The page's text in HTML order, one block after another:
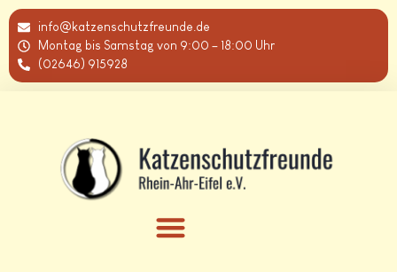
info@katzenschutzfreunde.de
Montag bis Samstag von 9:00 – 18:00 Uhr
(02646) 915928